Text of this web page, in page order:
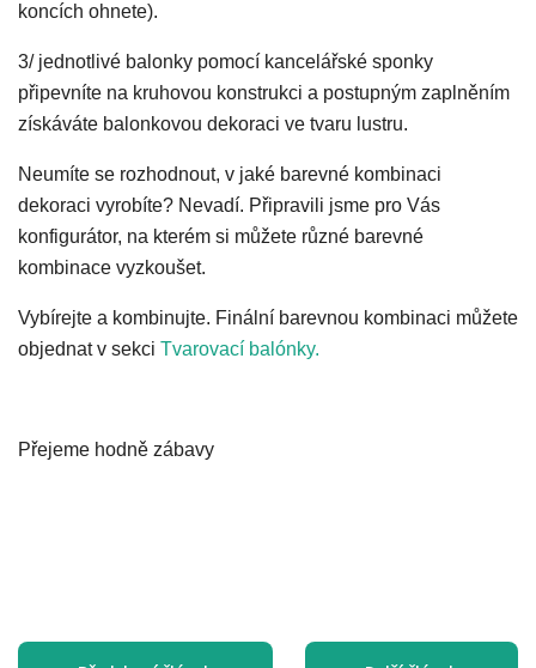
koncích ohnete).
3/ jednotlivé balonky pomocí kancelářské sponky
připevníte na kruhovou konstrukci a postupným zaplněním
získáváte balonkovou dekoraci ve tvaru lustru.
Neumíte se rozhodnout, v jaké barevné kombinaci
dekoraci vyrobíte? Nevadí. Připravili jsme pro Vás
konfigurátor, na kterém si můžete různé barevné
kombinace vyzkoušet.
Vybírejte a kombinujte. Finální barevnou kombinaci můžete
objednat v sekci Tvarovací balónky.
Přejeme hodně zábavy